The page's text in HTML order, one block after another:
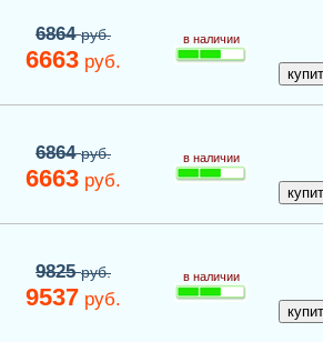
6864руб.
6663 руб.
в наличии
6864руб.
6663 руб.
в наличии
9825руб.
9537 руб.
в наличии